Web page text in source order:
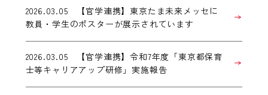
2026.03.05 【官学連携】東京たま未来メッセに
教員・学生のポスターが展示されています
2026.03.05 【官学連携】令和7年度「東京都保育
士等キャリアアップ研修」実施報告